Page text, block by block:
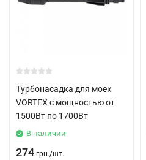
Турбонасадка для моек
VORTEX с мощностью от
1500Вт по 1700Вт
В наличии
274 грн./шт.